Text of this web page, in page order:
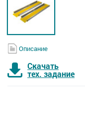
Описание
Скачать
тех. задание